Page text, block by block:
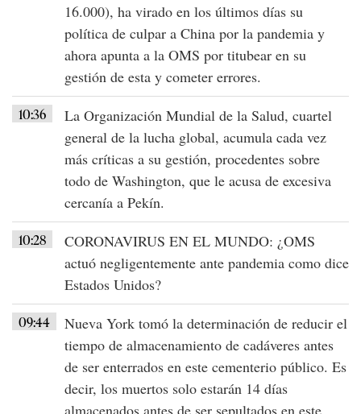
16.000), ha virado en los últimos días su
política de culpar a China por la pandemia y
ahora apunta a la OMS por titubear en su
gestión de esta y cometer errores.
10:36
La Organización Mundial de la Salud, cuartel
general de la lucha global, acumula cada vez
más críticas a su gestión, procedentes sobre
todo de Washington, que le acusa de excesiva
cercanía a Pekín.
10:28
CORONAVIRUS EN EL MUNDO: ¿OMS
actuó negligentemente ante pandemia como dice
Estados Unidos?
09:44
Nueva York tomó la determinación de reducir el
tiempo de almacenamiento de cadáveres antes
de ser enterrados en este cementerio público. Es
decir, los muertos solo estarán 14 días
almacenados antes de ser sepultados en este